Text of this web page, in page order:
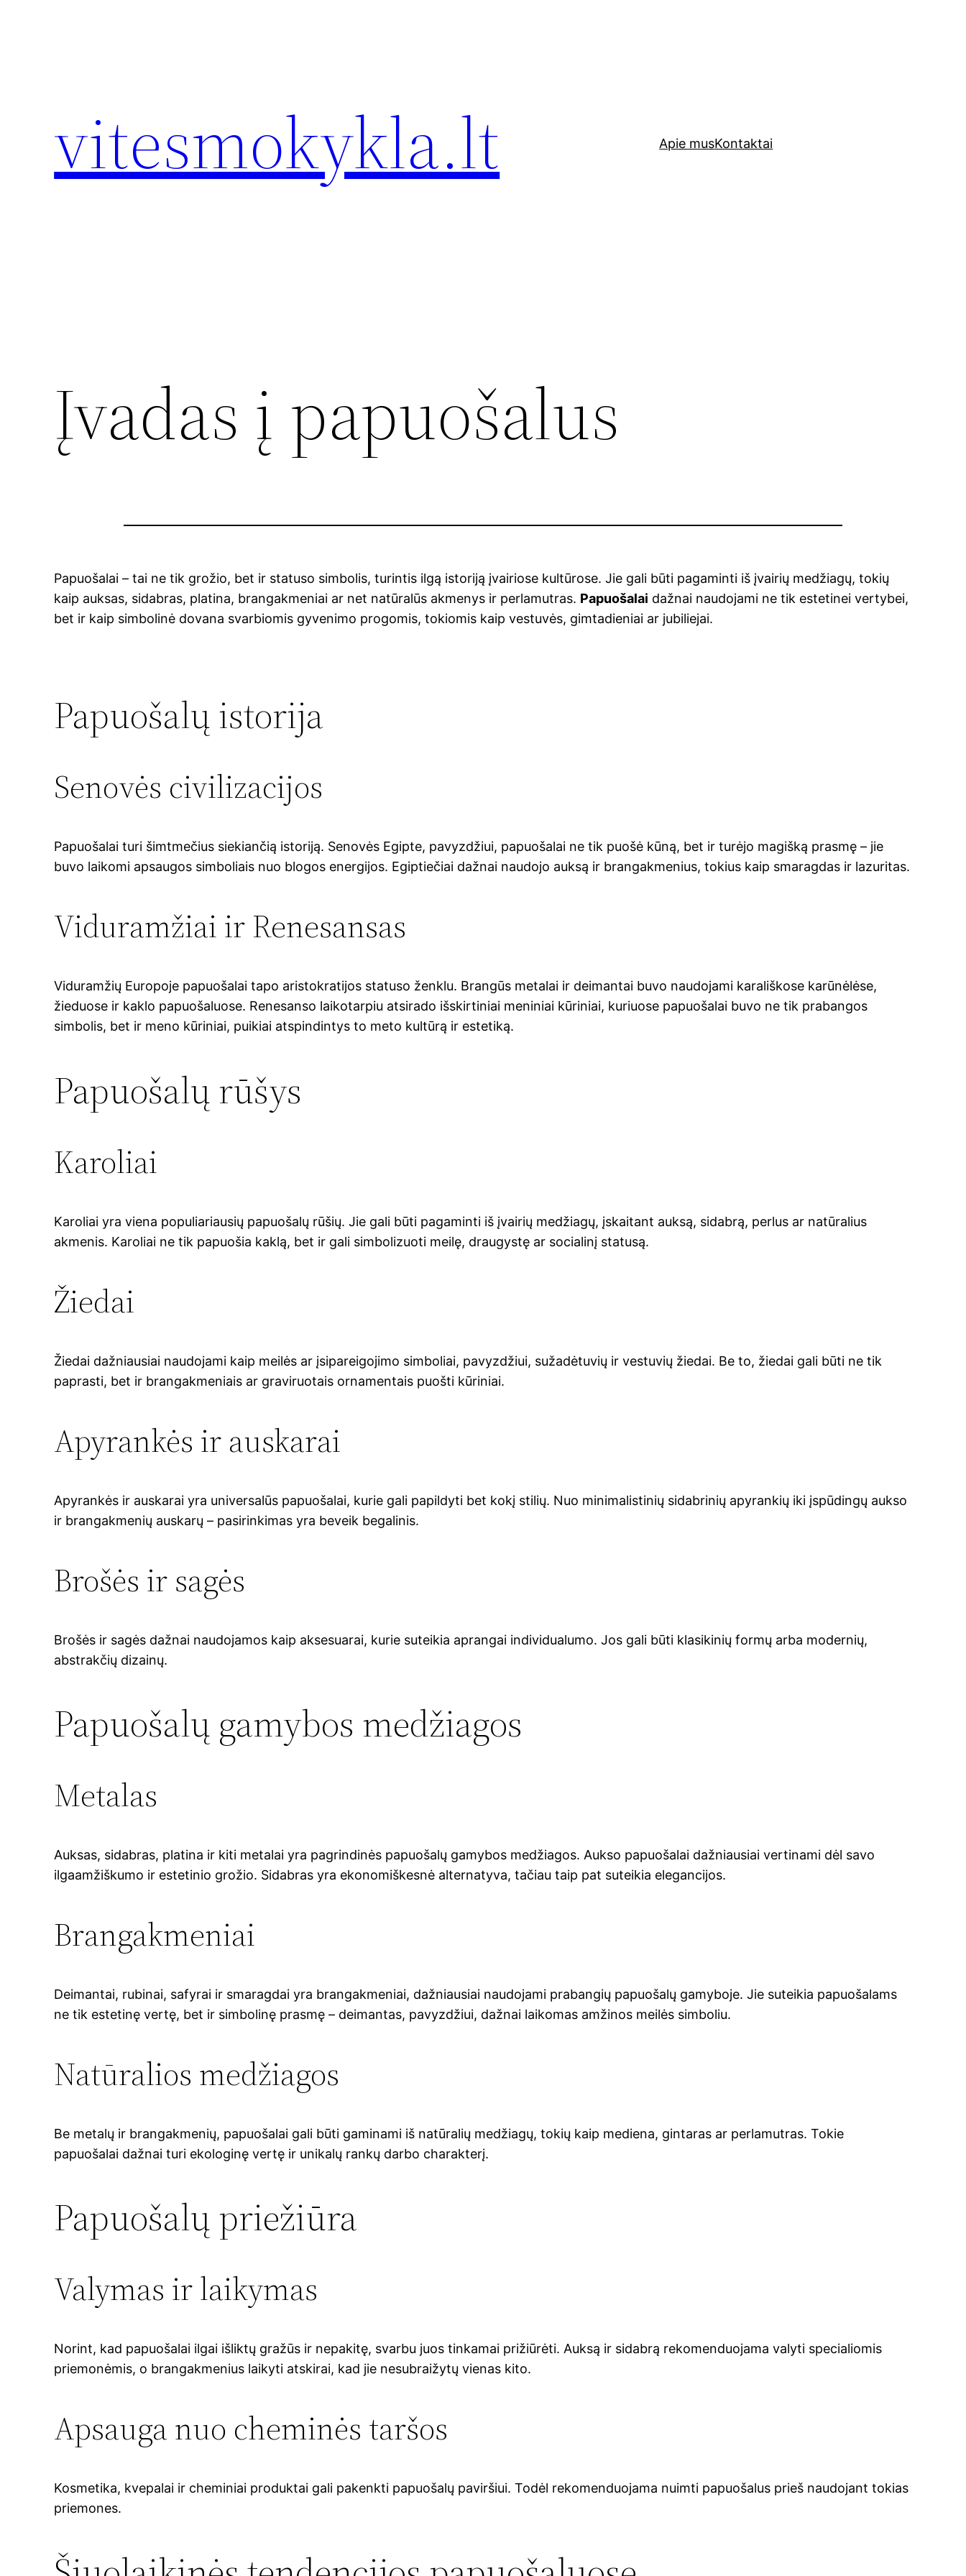
vitesmokykla.lt Apie musKontaktai
Įvadas į papuošalus
Papuošalai – tai ne tik grožio, bet ir statuso simbolis, turintis ilgą istoriją įvairiose kultūrose. Jie gali būti pagaminti iš įvairių medžiagų, tokių
kaip auksas, sidabras, platina, brangakmeniai ar net natūralūs akmenys ir perlamutras. Papuošalai dažnai naudojami ne tik estetinei vertybei,
bet ir kaip simbolinė dovana svarbiomis gyvenimo progomis, tokiomis kaip vestuvės, gimtadieniai ar jubiliejai.
Papuošalų istorija
Senovės civilizacijos
Papuošalai turi šimtmečius siekiančią istoriją. Senovės Egipte, pavyzdžiui, papuošalai ne tik puošė kūną, bet ir turėjo magišką prasmę – jie
buvo laikomi apsaugos simboliais nuo blogos energijos. Egiptiečiai dažnai naudojo auksą ir brangakmenius, tokius kaip smaragdas ir lazuritas.
Viduramžiai ir Renesansas
Viduramžių Europoje papuošalai tapo aristokratijos statuso ženklu. Brangūs metalai ir deimantai buvo naudojami karališkose karūnėlėse,
žieduose ir kaklo papuošaluose. Renesanso laikotarpiu atsirado išskirtiniai meniniai kūriniai, kuriuose papuošalai buvo ne tik prabangos
simbolis, bet ir meno kūriniai, puikiai atspindintys to meto kultūrą ir estetiką.
Papuošalų rūšys
Karoliai
Karoliai yra viena populiariausių papuošalų rūšių. Jie gali būti pagaminti iš įvairių medžiagų, įskaitant auksą, sidabrą, perlus ar natūralius
akmenis. Karoliai ne tik papuošia kaklą, bet ir gali simbolizuoti meilę, draugystę ar socialinį statusą.
Žiedai
Žiedai dažniausiai naudojami kaip meilės ar įsipareigojimo simboliai, pavyzdžiui, sužadėtuvių ir vestuvių žiedai. Be to, žiedai gali būti ne tik
paprasti, bet ir brangakmeniais ar graviruotais ornamentais puošti kūriniai.
Apyrankės ir auskarai
Apyrankės ir auskarai yra universalūs papuošalai, kurie gali papildyti bet kokį stilių. Nuo minimalistinių sidabrinių apyrankių iki įspūdingų aukso
ir brangakmenių auskarų – pasirinkimas yra beveik begalinis.
Brošės ir sagės
Brošės ir sagės dažnai naudojamos kaip aksesuarai, kurie suteikia aprangai individualumo. Jos gali būti klasikinių formų arba modernių,
abstrakčių dizainų.
Papuošalų gamybos medžiagos
Metalas
Auksas, sidabras, platina ir kiti metalai yra pagrindinės papuošalų gamybos medžiagos. Aukso papuošalai dažniausiai vertinami dėl savo
ilgaamžiškumo ir estetinio grožio. Sidabras yra ekonomiškesnė alternatyva, tačiau taip pat suteikia elegancijos.
Brangakmeniai
Deimantai, rubinai, safyrai ir smaragdai yra brangakmeniai, dažniausiai naudojami prabangių papuošalų gamyboje. Jie suteikia papuošalams
ne tik estetinę vertę, bet ir simbolinę prasmę – deimantas, pavyzdžiui, dažnai laikomas amžinos meilės simboliu.
Natūralios medžiagos
Be metalų ir brangakmenių, papuošalai gali būti gaminami iš natūralių medžiagų, tokių kaip mediena, gintaras ar perlamutras. Tokie
papuošalai dažnai turi ekologinę vertę ir unikalų rankų darbo charakterį.
Papuošalų priežiūra
Valymas ir laikymas
Norint, kad papuošalai ilgai išliktų gražūs ir nepakitę, svarbu juos tinkamai prižiūrėti. Auksą ir sidabrą rekomenduojama valyti specialiomis
priemonėmis, o brangakmenius laikyti atskirai, kad jie nesubraižytų vienas kito.
Apsauga nuo cheminės taršos
Kosmetika, kvepalai ir cheminiai produktai gali pakenkti papuošalų paviršiui. Todėl rekomenduojama nuimti papuošalus prieš naudojant tokias
priemones.